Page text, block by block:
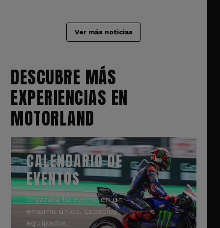
Ver más noticias
DESCUBRE MÁS
EXPERIENCIAS EN
MOTORLAND
CALENDARIO DE
EVENTOS
Organiza tu evento en un
entorno único. Espacios
equipados,